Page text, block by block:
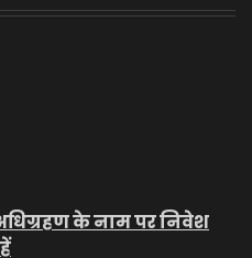
के नाम पर निवेश